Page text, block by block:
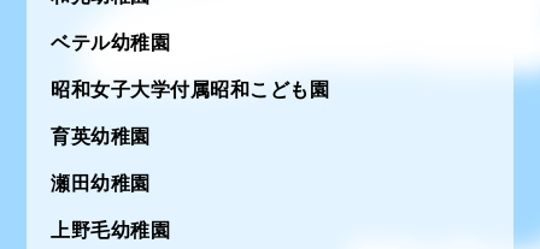
ベテル幼稚園
昭和女子大学付属昭和こども園
育英幼稚園
瀬田幼稚園
上野毛幼稚園